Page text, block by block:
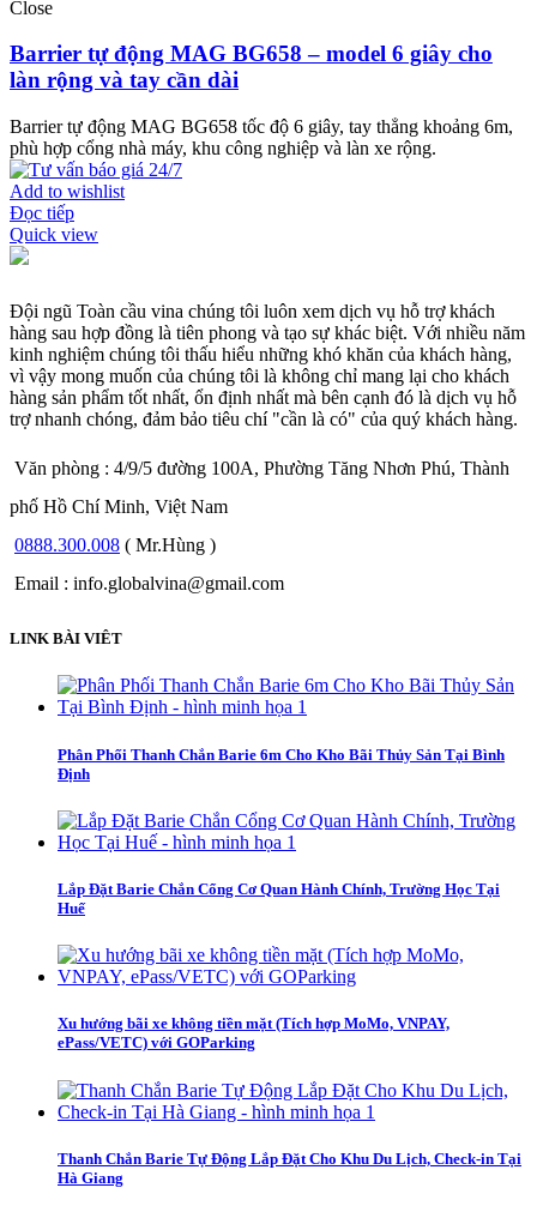
Close
Barrier tự động MAG BG658 – model 6 giây cho
làn rộng và tay cần dài
Barrier tự động MAG BG658 tốc độ 6 giây, tay thẳng khoảng 6m,
phù hợp cổng nhà máy, khu công nghiệp và làn xe rộng.
Add to wishlist
Đọc tiếp
Quick view
Đội ngũ Toàn cầu vina chúng tôi luôn xem dịch vụ hỗ trợ khách
hàng sau hợp đồng là tiên phong và tạo sự khác biệt. Với nhiều năm
kinh nghiệm chúng tôi thấu hiểu những khó khăn của khách hàng,
vì vậy mong muốn của chúng tôi là không chỉ mang lại cho khách
hàng sản phẩm tốt nhất, ổn định nhất mà bên cạnh đó là dịch vụ hỗ
trợ nhanh chóng, đảm bảo tiêu chí "cần là có" của quý khách hàng.
Văn phòng : 4/9/5 đường 100A, Phường Tăng Nhơn Phú, Thành
phố Hồ Chí Minh, Việt Nam
0888.300.008 ( Mr.Hùng )
Email : info.globalvina@gmail.com
LINK BÀI VIÊT
Phân Phối Thanh Chắn Barie 6m Cho Kho Bãi Thủy Sản Tại Bình
Định
Lắp Đặt Barie Chắn Cổng Cơ Quan Hành Chính, Trường Học Tại
Huế
Xu hướng bãi xe không tiền mặt (Tích hợp MoMo, VNPAY,
ePass/VETC) với GOParking
Thanh Chắn Barie Tự Động Lắp Đặt Cho Khu Du Lịch, Check-in Tại
Hà Giang